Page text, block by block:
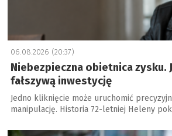
06.08.2026 (20:37)
Niebezpieczna obietnica zysku.
fałszywą inwestycję
Jedno kliknięcie może uruchomić
manipulację. Historia 72-letniej Heleny
a